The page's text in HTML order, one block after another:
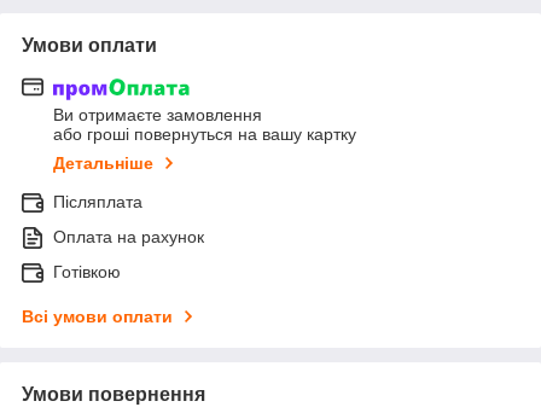
Умови оплати
Ви отримаєте замовлення
або гроші повернуться на вашу картку
Детальніше
Післяплата
Оплата на рахунок
Готівкою
Всі умови оплати
Умови повернення